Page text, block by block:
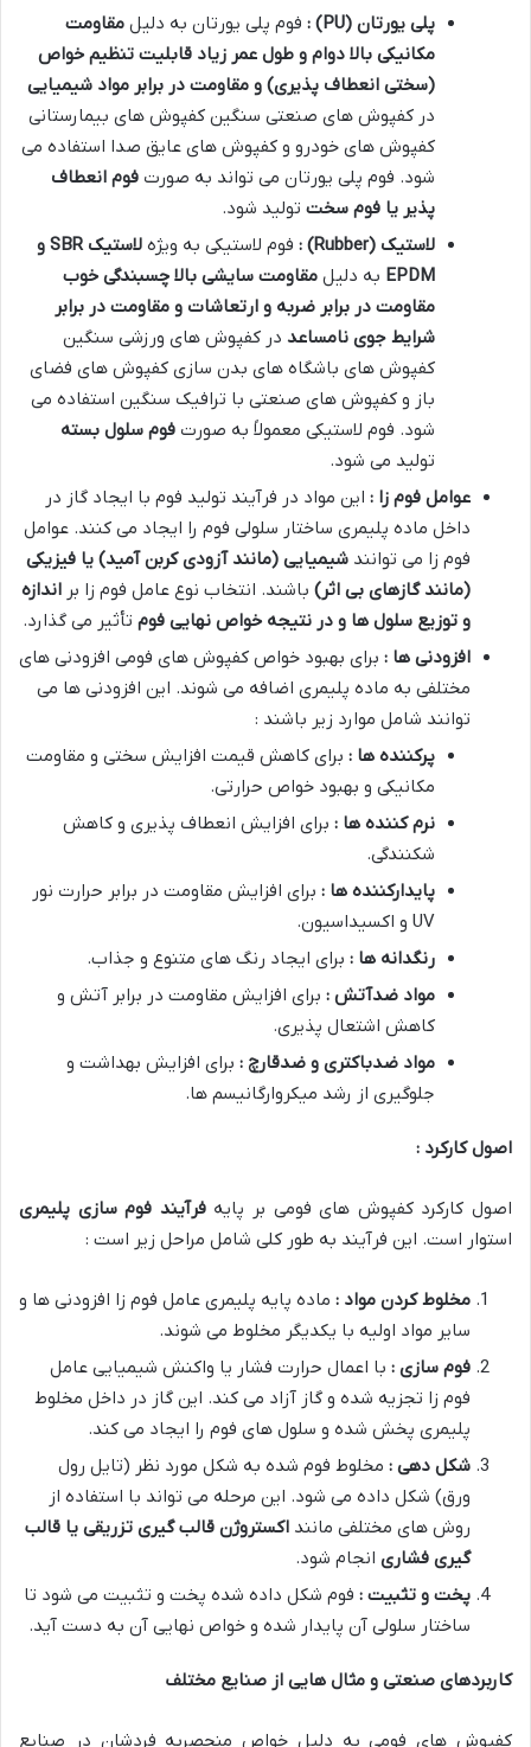
پلی یورتان (PU)
: فوم پلی یورتان به دلیل مقاومت
مکانیکی بالا دوام و طول عمر زیاد قابلیت تنظیم خواص
(سختی انعطاف پذیری) و مقاومت در برابر مواد شیمیایی
در کفپوش های صنعتی سنگین کفپوش های بیمارستانی
کفپوش های خودرو و کفپوش های عایق صدا استفاده می
شود. فوم پلی یورتان می تواند به صورت فوم انعطاف
پذیر یا فوم سخت تولید شود.
لاستیک (Rubber)
: فوم لاستیکی به ویژه لاستیک SBR
و
EPDM به دلیل مقاومت سایشی بالا چسبندگی خوب
مقاومت در برابر ضربه و ارتعاشات و مقاومت در برابر
شرایط جوی نامساعد در کفپوش های ورزشی سنگین
کفپوش های باشگاه های بدن سازی کفپوش های فضای
باز و کفپوش های صنعتی با ترافیک سنگین استفاده می
شود. فوم لاستیکی معمولاً به صورت فوم سلول بسته
تولید می شود.
عوامل فوم زا : این مواد در فرآیند تولید فوم با ایجاد گاز در
داخل ماده پلیمری ساختار سلولی فوم را ایجاد می کنند. عوامل
فوم زا می توانند شیمیایی (مانند آزودی کربن آمید) یا فیزیکی
(مانند گازهای بی اثر) باشند. انتخاب نوع عامل فوم زا بر اندازه
و توزیع سلول ها و در نتیجه خواص نهایی فوم تأثیر می گذارد.
افزودنی ها : برای بهبود خواص کفپوش های فومی افزودنی های
مختلفی به ماده پلیمری اضافه می شوند. این افزودنی ها می
توانند شامل موارد زیر باشند :
پرکننده ها : برای کاهش قیمت افزایش سختی و مقاومت
مکانیکی و بهبود خواص حرارتی.
نرم کننده ها : برای افزایش انعطاف پذیری و کاهش
شکنندگی.
پایدارکننده ها : برای افزایش مقاومت در برابر حرارت نور
UV و اکسیداسیون.
رنگدانه ها : برای ایجاد رنگ های متنوع و جذاب.
مواد ضدآتش : برای افزایش مقاومت در برابر آتش و
کاهش اشتعال پذیری.
مواد ضدباکتری و ضدقارچ : برای افزایش بهداشت و
جلوگیری از رشد میکروارگانیسم ها.
اصول کارکرد :
اصول کارکرد کفپوش های فومی بر پایهفرآیند فوم سازی پلیمری
استوار است. این فرآیند به طور کلی شامل مراحل زیر است :
مخلوط کردن مواد : ماده پایه پلیمری عامل فوم زا افزودنی ها و
سایر مواد اولیه با یکدیگر مخلوط می شوند.
فوم سازی : با اعمال حرارت فشار یا واکنش شیمیایی عامل
فوم زا تجزیه شده و گاز آزاد می کند. این گاز در داخل مخلوط
پلیمری پخش شده و سلول های فوم را ایجاد می کند.
شکل دهی : مخلوط فوم شده به شکل مورد نظر (تایل رول
ورق) شکل داده می شود. این مرحله می تواند با استفاده از
روش های مختلفی مانند اکستروژن قالب گیری تزریقی یا قالب
گیری فشاری انجام شود.
پخت و تثبیت : فوم شکل داده شده پخت و تثبیت می شود تا
ساختار سلولی آن پایدار شده و خواص نهایی آن به دست آید.
کاربردهای صنعتی و مثال هایی از صنایع مختلف
کفپوش های فومی به دلیل خواص منحصربه فردشان در صنایع